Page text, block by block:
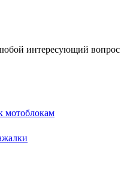
интересующий вопрос
мотоблокам